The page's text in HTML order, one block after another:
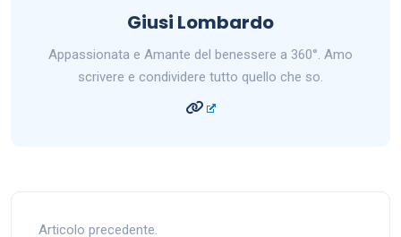
Giusi Lombardo
Appassionata e Amante del benessere a 360°. Amo
scrivere e condividere tutto quello che so.
Articolo precedente.